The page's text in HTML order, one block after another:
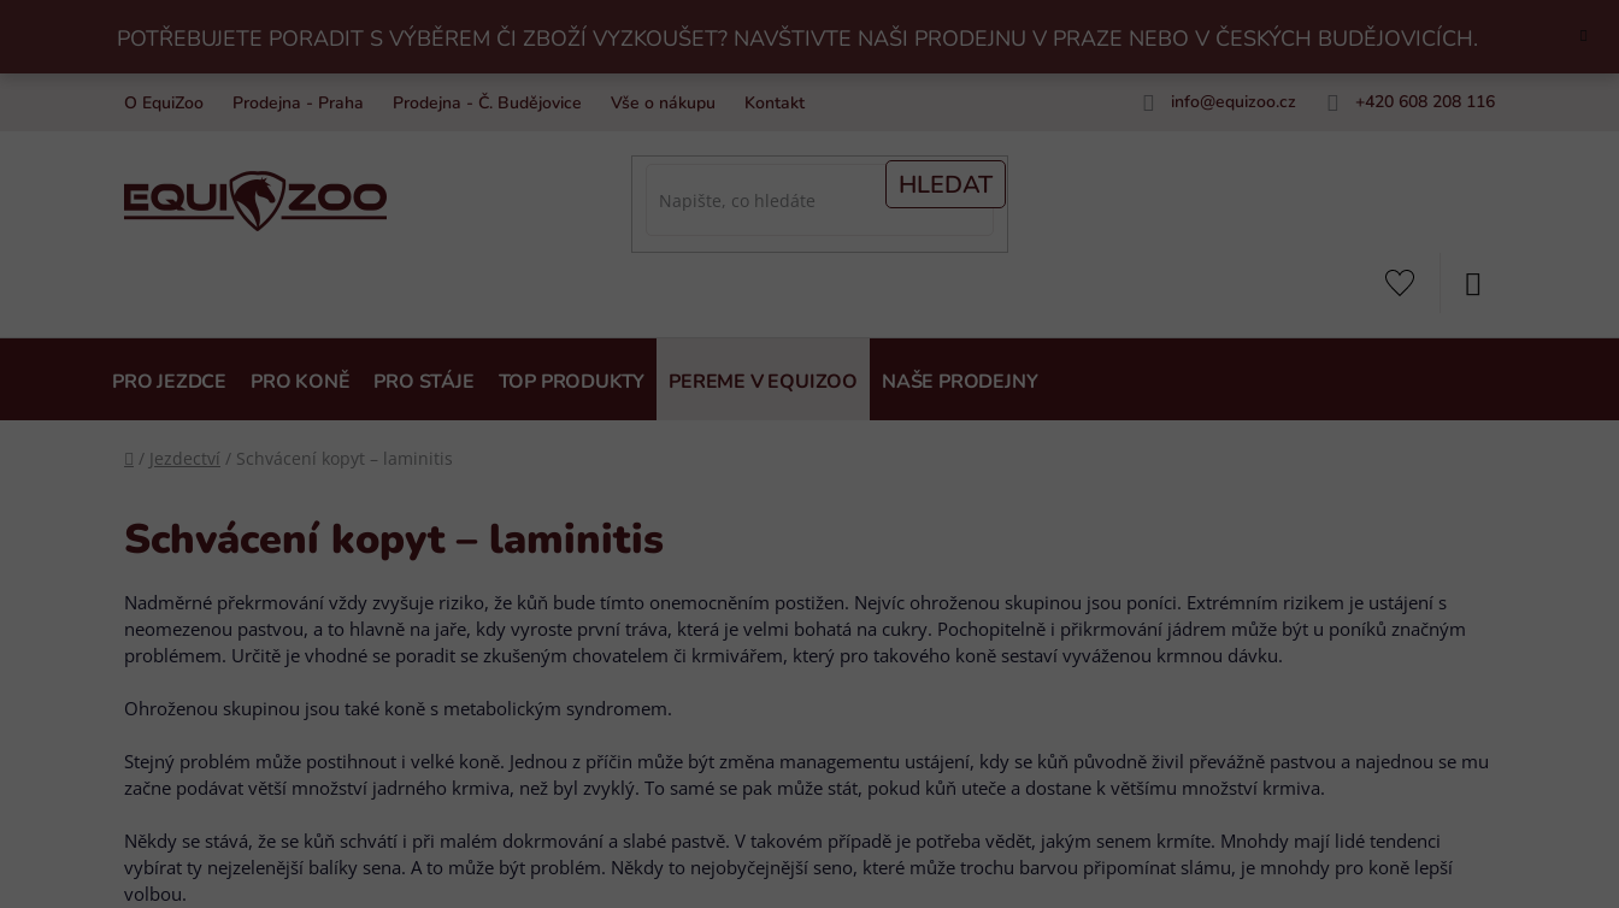
obsah
POTŘEBUJETE PORADIT S VÝBĚREM ČI ZBOŽÍ VYZKOUŠET? NAVŠTIVTE NAŠI PRODEJNU V PRAZE NEBO V ČESKÝCH BUDĚJOVICÍCH.
O EquiZoo Prodejna - Praha Prodejna - Č. Budějovice Vše o nákupu Kontakt info@equizoo.cz +420 608 208 116
HLEDAT
PRO JEZDCE PRO KONĚ PRO STÁJE TOP PRODUKTY PEREME V EQUIZOO NAŠE PRODEJNY
Domů
/ Jezdectví / Schvácení kopyt – laminitis
Schvácení kopyt – laminitis
Nadměrné překrmování vždy zvyšuje riziko, že kůň bude tímto onemocněním postižen. Nejvíc ohroženou skupinou jsou poníci. Extrémním rizikem je ustájení s
neomezenou pastvou, a to hlavně na jaře, kdy vyroste první tráva, která je velmi bohatá na cukry. Pochopitelně i přikrmování jádrem může být u poníků značným
problémem. Určitě je vhodné se poradit se zkušeným chovatelem či krmivářem, který pro takového koně sestaví vyváženou krmnou dávku.
Ohroženou skupinou jsou také koně s metabolickým syndromem.
Stejný problém může postihnout i velké koně. Jednou z příčin může být změna managementu ustájení, kdy se kůň původně živil převážně pastvou a najednou se mu
začne podávat větší množství jadrného krmiva, než byl zvyklý. To samé se pak může stát, pokud kůň uteče a dostane k většímu množství krmiva.
Někdy se stává, že se kůň schvátí i při malém dokrmování a slabé pastvě. V takovém případě je potřeba vědět, jakým senem krmíte. Mnohdy mají lidé tendenci
vybírat ty nejzelenější balíky sena. A to může být problém. Někdy to nejobyčejnější seno, které může trochu barvou připomínat slámu, je mnohdy pro koně lepší
volbou.